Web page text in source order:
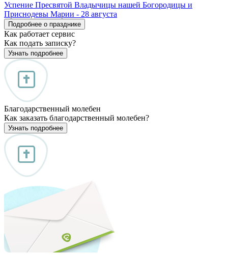
Успение Пресвятой Владычицы нашей Богородицы и
Приснодевы Марии - 28 августа
Подробнее о празднике
Как работает сервис
Как подать записку?
Узнать подробнее
Благодарственный молебен
Как заказать благодарственный молебен?
Узнать подробнее